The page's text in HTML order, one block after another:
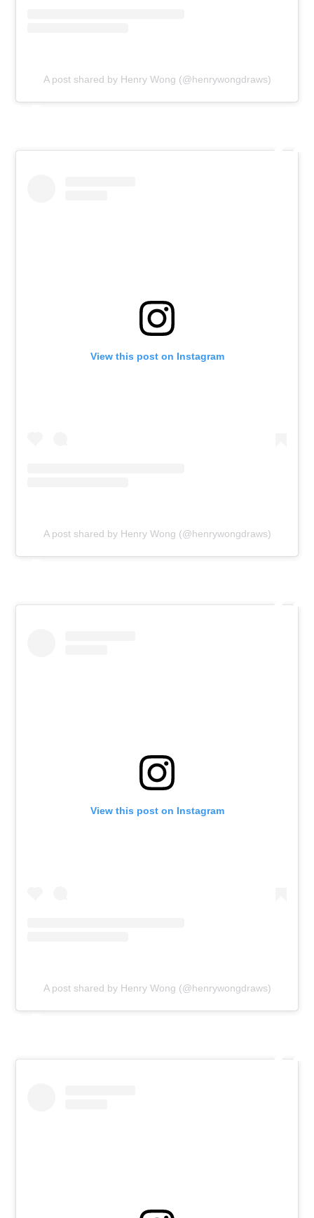
A post shared by Henry Wong (@henrywongdraws)
View this post on Instagram
A post shared by Henry Wong (@henrywongdraws)
View this post on Instagram
A post shared by Henry Wong (@henrywongdraws)